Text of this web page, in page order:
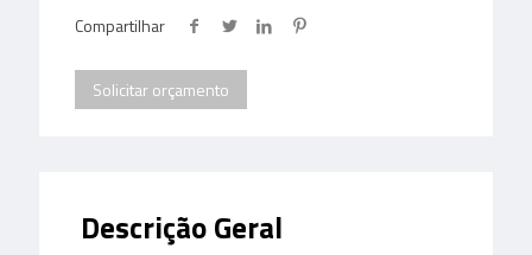
Compartilhar
Solicitar orçamento
Descrição Geral